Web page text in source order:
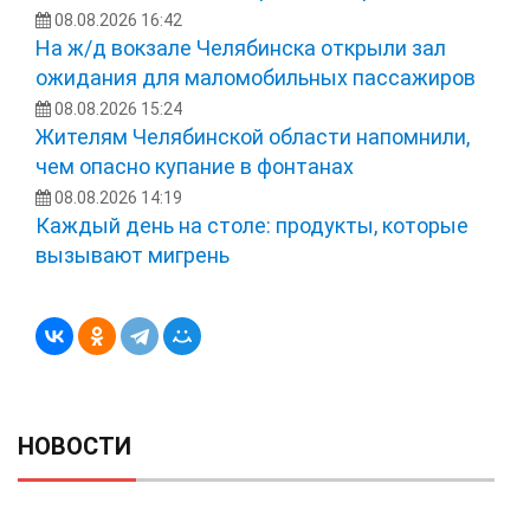
08.08.2026 16:42
На ж/д вокзале Челябинска открыли зал
ожидания для маломобильных пассажиров
08.08.2026 15:24
Жителям Челябинской области напомнили,
чем опасно купание в фонтанах
08.08.2026 14:19
Каждый день на столе: продукты, которые
вызывают мигрень
НОВОСТИ